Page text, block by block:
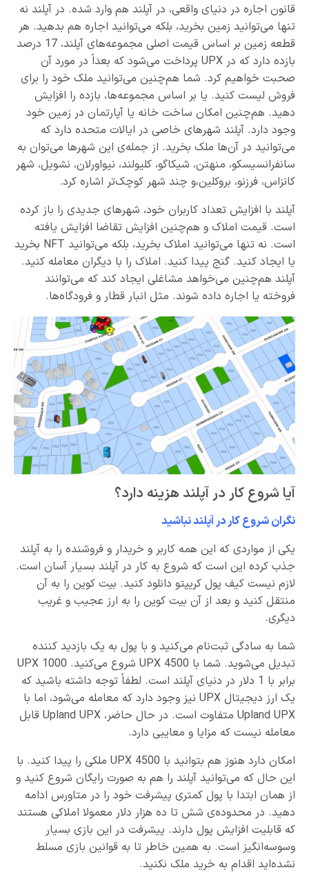
قانون اجاره در دنیای واقعی، در آپلند هم وارد شده. در آپلند نه
تنها می‌توانید زمین بخرید، بلکه می‌توانید اجاره هم بدهید. هر
قطعه زمین بر اساس قیمت اصلی مجموعه‌های آپلند، 17 درصد
بازده دارد که در UPX پرداخت می‌شود که بعداً در مورد آن
صحبت خواهیم کرد. شما هم‌چنین می‌توانید ملک خود را برای
فروش لیست کنید. یا بر اساس مجموعه‌ها، بازده را افزایش
دهید. هم‌چنین امکان ساخت خانه یا آپارتمان در زمین خود
وجود دارد. آپلند شهرهای خاصی در ایالات متحده دارد که
می‌توانید در آن‌ها ملک بخرید. از جمله‌ی این شهرها می‌توان به
سانفرانسیسکو، منهتن، شیکاگو، کلیولند، نیواورلان، نشویل، شهر
کانزاس، فرزنو، بروکلین،و چند شهر کوچک‌تر اشاره کرد.
آپلند با افزایش تعداد کاربران خود، شهرهای جدیدی را باز کرده
است. قیمت املاک و هم‌چنین افزایش تقاضا افزایش یافته
است. نه تنها می‌توانید املاک بخرید، بلکه می‌توانید NFT بخرید
یا ایجاد کنید. گنج پیدا کنید. املاک را با دیگران معامله کنید.
آپلند هم‌چنین می‌خواهد مشاغلی ایجاد کند که می‌توانند
فروخته یا اجاره داده شوند. مثل انبار قطار و فرودگاه‌ها.
آیا شروع کار در آپلند هزینه دارد؟
نگران شروع کار در آپلند نباشید
یکی از مواردی که این همه کاربر و خریدار و فروشنده را به آپلند
جذب کرده این است که شروع به کار در آپلند بسیار آسان است.
لازم نیست کیف پول کریپتو دانلود کنید. بیت کوین را به آن
منتقل کنید و بعد از آن بیت کوین را به ارز عجیب و غریب
دیگری.
شما به سادگی ثبت‌نام می‌کنید و با پول به یک بازدید کننده
تبدیل می‌شوید. شما با 4500 UPX شروع می‌کنید. 1000 UPX
برابر با 1 دلار در دنیای آپلند است. لطفاً توجه داشته باشید که
یک ارز دیجیتال UPX نیز وجود دارد که معامله می‌شود، اما با
Upland UPX متفاوت است. در حال حاضر، Upland UPX قابل
معامله نیست که مزایا و معایبی دارد.
امکان دارد هنوز هم بتوانید با 4500 UPX ملکی را پیدا کنید. با
این حال که می‌توانید آپلند را هم به صورت رایگان شروع کنید و
از همان ابتدا با پول کمتری پیشرفت خود را در متاورس ادامه
دهید. در محدوده‌ی شش تا ده هزار دلار معمولا املاکی هستند
که قابلیت افزایش پول دارند. پیشرفت در این بازی بسیار
وسوسه‌انگیز است. به همین خاطر تا به قوانین بازی مسلط
نشده‌اید اقدام به خرید ملک نکنید.